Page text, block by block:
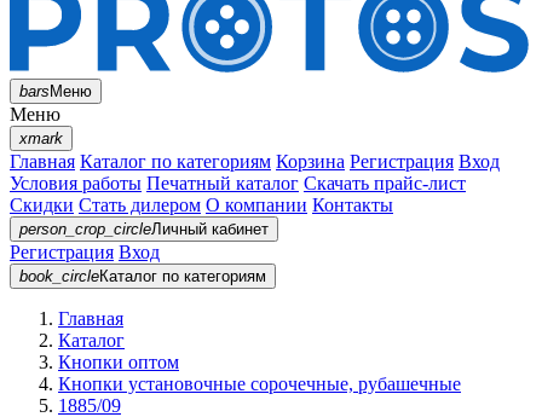
barsМеню
Меню
xmark
Главная Каталог по категориям Корзина Регистрация Вход
Условия работы Печатный каталог Скачать прайс-лист
Скидки Стать дилером О компании Контакты
person_crop_circleЛичный кабинет
Регистрация Вход
book_circleКаталог по категориям
Главная
Каталог
Кнопки оптом
Кнопки установочные сорочечные, рубашечные
1885/09